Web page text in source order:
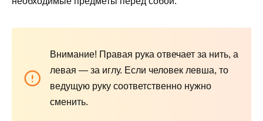
Внимание! Правая рука отвечает за нить, а
левая — за иглу. Если человек левша, то
ведущую руку соответственно нужно
сменить.